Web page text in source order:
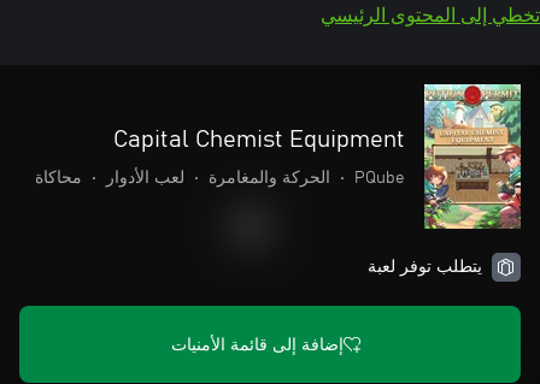
تخطي إلى المحتوى الرئيسي
Capital Chemist Equipment
PQube
• الحركة والمغامرة • لعب الأدوار • محاكاة
يتطلب توفر لعبة
إضافة إلى قائمة الأمنيات